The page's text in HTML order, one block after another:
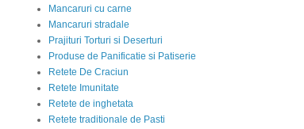
Mancaruri cu carne
Mancaruri stradale
Prajituri Torturi si Deserturi
Produse de Panificatie si Patiserie
Retete De Craciun
Retete Imunitate
Retete de inghetata
Retete traditionale de Pasti